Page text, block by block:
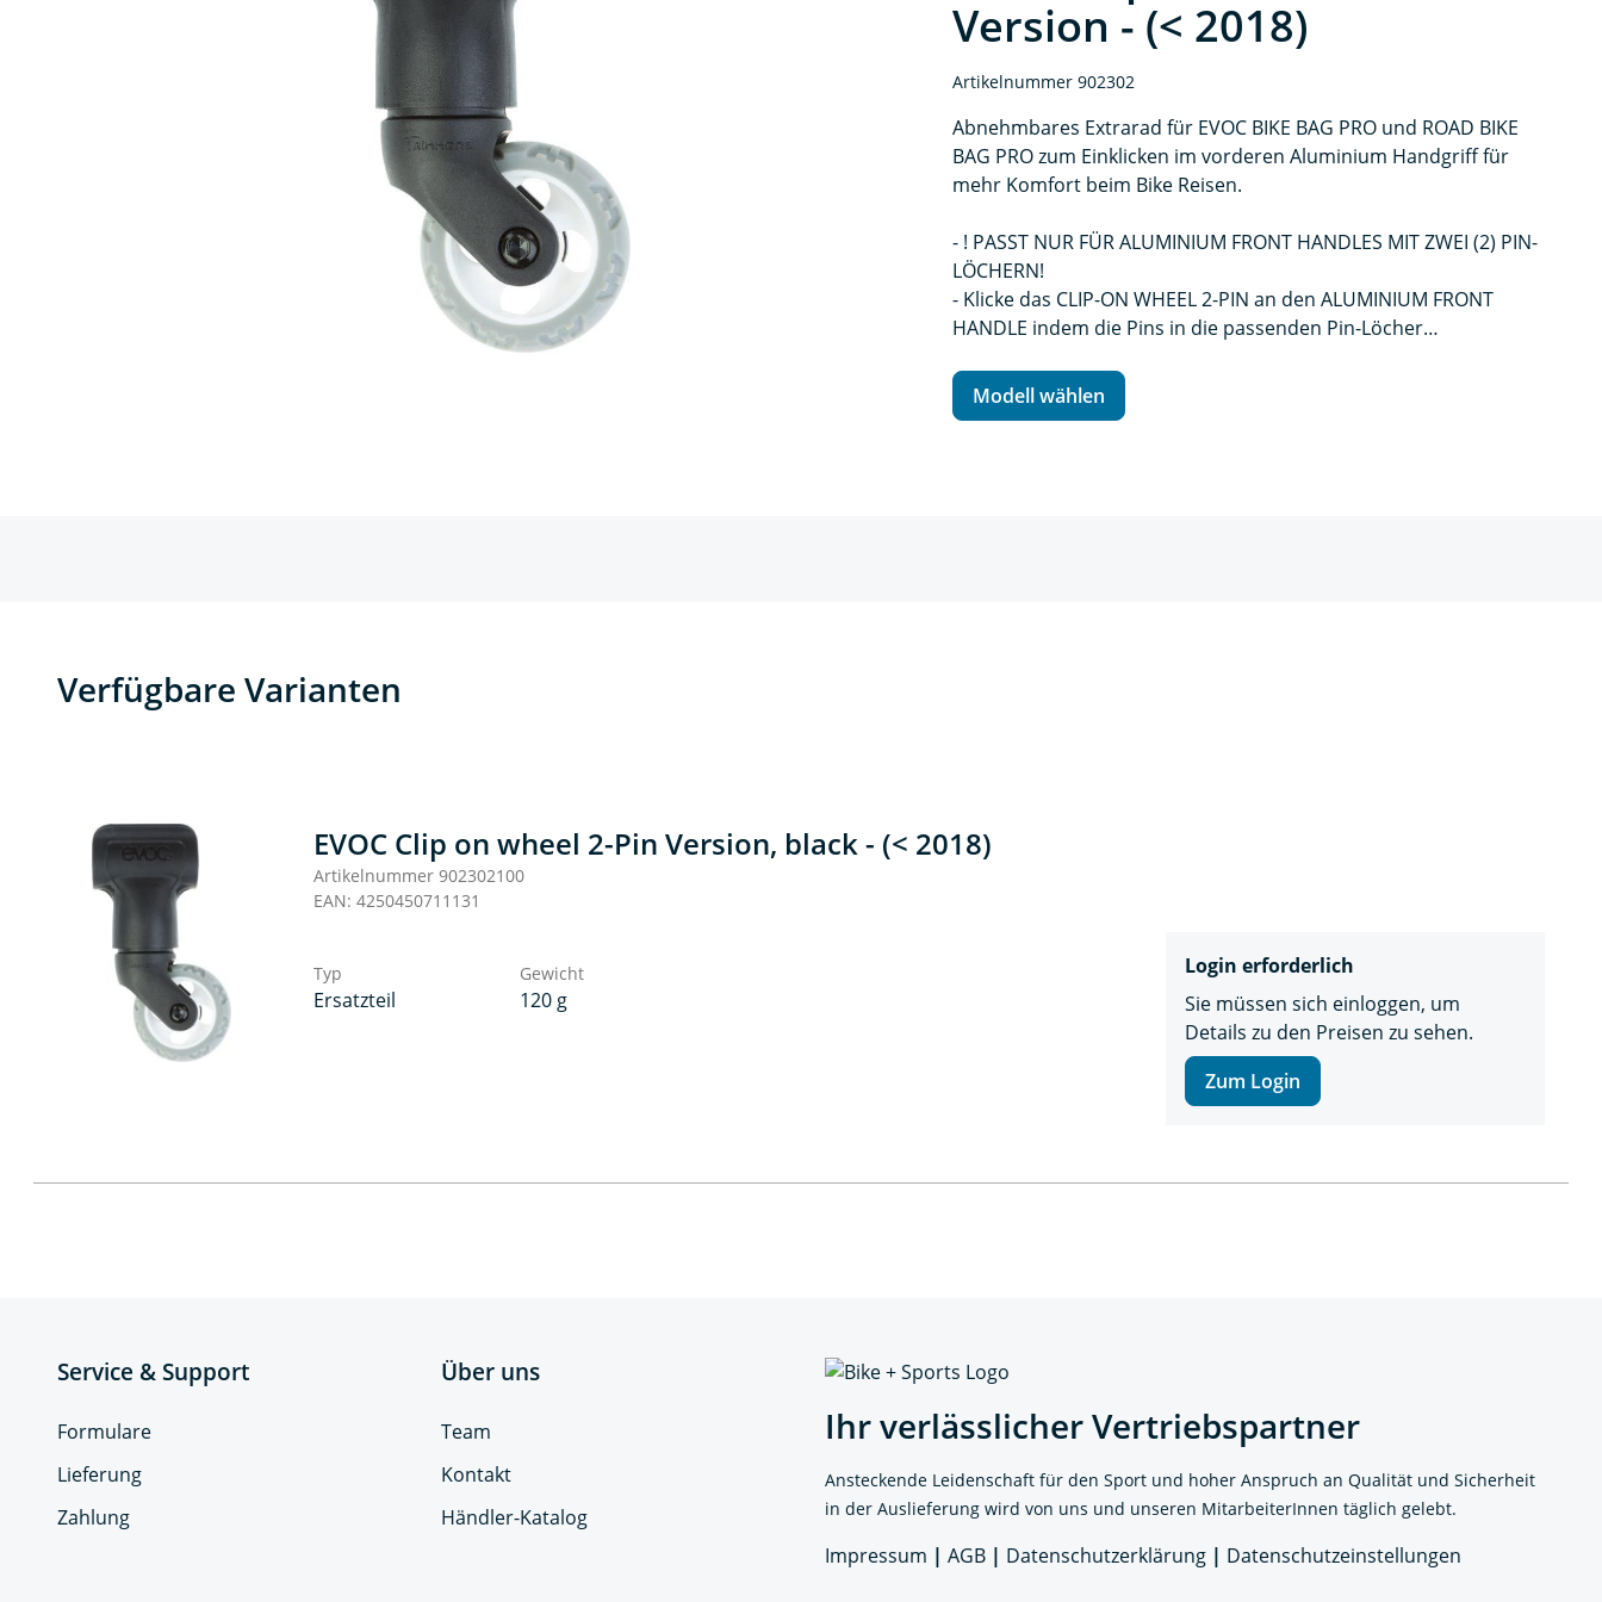
Version - (< 2018)
Artikelnummer 902302
Abnehmbares Extrarad für EVOC BIKE BAG PRO und ROAD BIKE
BAG PRO zum Einklicken im vorderen Aluminium Handgriff für
mehr Komfort beim Bike Reisen.
- ! PASST NUR FÜR ALUMINIUM FRONT HANDLES MIT ZWEI (2) PIN-
LÖCHERN!
- Klicke das CLIP-ON WHEEL 2-PIN an den ALUMINIUM FRONT
HANDLE indem die Pins in die passenden Pin-Löcher
Modell wählen
Verfügbare Varianten
EVOC Clip on wheel 2-Pin Version, black - (< 2018)
Artikelnummer 902302100
EAN: 4250450711131
Typ
Ersatzteil
Gewicht
120 g
Login erforderlich
Sie müssen sich einloggen, um
Details zu den Preisen zu sehen.
Zum Login
Service & Support
Formulare
Lieferung
Zahlung
Über uns
Team
Kontakt
Händler-Katalog
Ihr verlässlicher Vertriebspartner
Ansteckende Leidenschaft für den Sport und hoher Anspruch an Qualität und Sicherheit
in der Auslieferung wird von uns und unseren MitarbeiterInnen täglich gelebt.
Impressum | AGB | Datenschutzerklärung | Datenschutzeinstellungen